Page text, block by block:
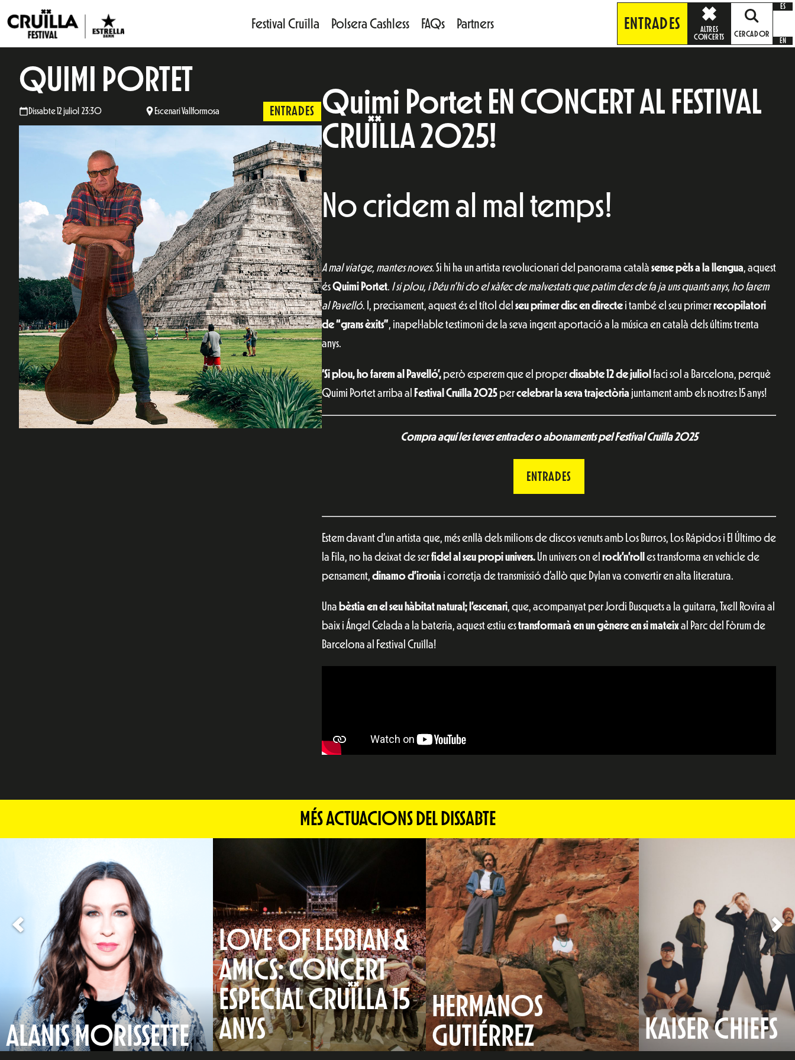
Festival Cruïlla Polsera Cashless FAQs Partners ENTRADES
ALTRES
CONCERTS
CERCADOR
ES
EN
QUIMI PORTET
Dissabte 12 juliol 23:30 Escenari Vallformosa ENTRADES
Quimi Portet EN CONCERT AL FESTIVAL
CRUÏLLA 2025!
No cridem al mal temps!
A mal viatge, mantes noves.Si hi ha un artista revolucionari del panorama català sense pèls a la llengua, aquest
ésQuimi Portet. I si plou, i Déu n’hi do el xàfec de malvestats que patim des de fa ja uns quants anys, ho farem
al Pavelló. I, precisament, aquest és el títol del seu primer disc en directei també el seu primerrecopilatori
de “grans èxits”, inapel·lable testimoni de la seva ingent aportació a la música en català dels últims trenta
anys.
‘Si plou, ho farem al Pavelló’, però esperem que el properdissabte 12 de juliol faci sol a Barcelona, perquè
Quimi Portet arriba al Festival Cruïlla 2025 percelebrar la seva trajectòria juntament amb els nostres 15 anys!
Compra aquí les teves entrades o abonaments pel Festival Cruïlla 2025
ENTRADES
Estem davant d’un artista que, més enllà dels milions de discos venuts amb Los Burros, Los Rápidos i El Último de
la Fila, no ha deixat de serfidel al seu propi univers. Un univers on el rock’n’roll es transforma en vehicle de
pensament, dinamo d’ironia i corretja de transmissió d’allò que Dylan va convertir en alta literatura.
Una bèstia en el seu hàbitat natural; l’escenari, que, acompanyat per Jordi Busquets a la guitarra, Txell Rovira al
baix i Ángel Celada a la bateria, aquest estiu estransformarà en un gènere en si mateixal Parc del Fòrum de
Barcelona al Festival Cruïlla!
MÉS ACTUACIONS DEL DISSABTE
ALANIS MORISSETTE
LOVE OF LESBIAN &
AMICS: CONCERT
ESPECIAL CRUÏLLA 15
ANYS
HERMANOS
GUTIÉRREZ
KAISER CHIEFS